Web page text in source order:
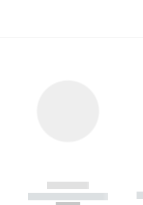
------------
----------- -----------